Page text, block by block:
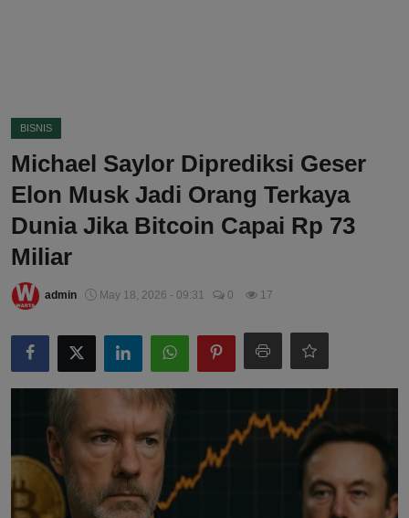
BISNIS
Michael Saylor Diprediksi Geser
Elon Musk Jadi Orang Terkaya
Dunia Jika Bitcoin Capai Rp 73
Miliar
admin May 18, 2026 - 09:31 0 17